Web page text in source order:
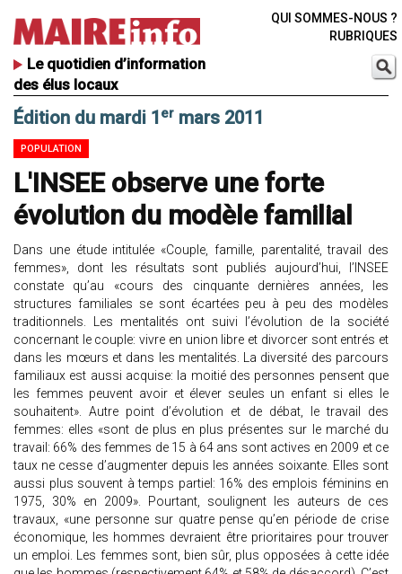
Le quotidien d’information
des élus locaux
QUI SOMMES-NOUS ?
RUBRIQUES
Édition du mardi 1 er mars 2011
POPULATION
L'INSEE observe une forte
évolution du modèle familial
Dans une étude intitulée «Couple, famille, parentalité, travail des
femmes», dont les résultats sont publiés aujourd’hui, l’INSEE
constate qu’au «cours des cinquante dernières années, les
structures familiales se sont écartées peu à peu des modèles
traditionnels. Les mentalités ont suivi l’évolution de la société
concernant le couple: vivre en union libre et divorcer sont entrés et
dans les mœurs et dans les mentalités. La diversité des parcours
familiaux est aussi acquise: la moitié des personnes pensent que
les femmes peuvent avoir et élever seules un enfant si elles le
souhaitent». Autre point d’évolution et de débat, le travail des
femmes: elles «sont de plus en plus présentes sur le marché du
travail: 66% des femmes de 15 à 64 ans sont actives en 2009 et ce
taux ne cesse d’augmenter depuis les années soixante. Elles sont
aussi plus souvent à temps partiel: 16% des emplois féminins en
1975, 30% en 2009». Pourtant, soulignent les auteurs de ces
travaux, «une personne sur quatre pense qu’en période de crise
économique, les hommes devraient être prioritaires pour trouver
un emploi. Les femmes sont, bien sûr, plus opposées à cette idée